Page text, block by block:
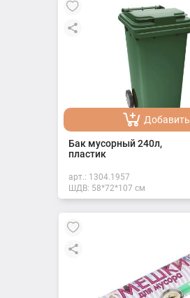
Добавить
Добавлено
Бак мусорный 240л,
пластик
арт.: 1304.1957
ШДВ: 58*72*107 см